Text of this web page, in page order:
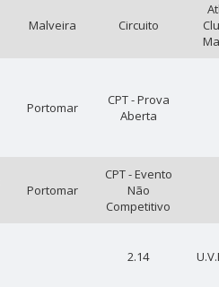
Malveira Circuito
Portomar
CPT - Prova
Aberta
Portomar
CPT - Evento
Não
Competitivo
2.14